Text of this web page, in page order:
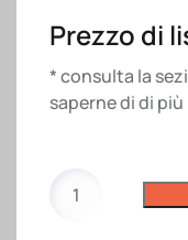
Prezzo di
* consulta la
saperne di di più
shirt